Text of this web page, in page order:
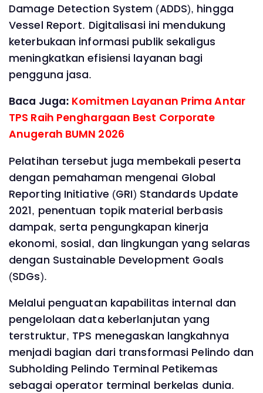
Damage Detection System (ADDS), hingga
Vessel Report. Digitalisasi ini mendukung
keterbukaan informasi publik sekaligus
meningkatkan efisiensi layanan bagi
pengguna jasa.
Baca Juga: Komitmen Layanan Prima Antar
TPS Raih Penghargaan Best Corporate
Anugerah BUMN 2026
Pelatihan tersebut juga membekali peserta
dengan pemahaman mengenai Global
Reporting Initiative (GRI) Standards Update
2021, penentuan topik material berbasis
dampak, serta pengungkapan kinerja
ekonomi, sosial, dan lingkungan yang selaras
dengan Sustainable Development Goals
(SDGs).
Melalui penguatan kapabilitas internal dan
pengelolaan data keberlanjutan yang
terstruktur, TPS menegaskan langkahnya
menjadi bagian dari transformasi Pelindo dan
Subholding Pelindo Terminal Petikemas
sebagai operator terminal berkelas dunia.